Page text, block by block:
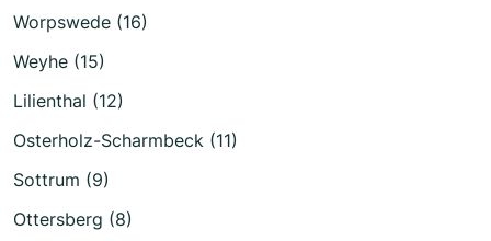
Worpswede (16)
Weyhe (15)
Lilienthal (12)
Osterholz-Scharmbeck (11)
Sottrum (9)
Ottersberg (8)